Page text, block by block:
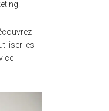
les